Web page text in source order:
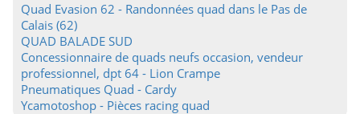
Quad Evasion 62 - Randonnées quad dans le Pas de
Calais (62)
QUAD BALADE SUD
Concessionnaire de quads neufs occasion, vendeur
professionnel, dpt 64 - Lion Crampe
Pneumatiques Quad - Cardy
Ycamotoshop - Pièces racing quad